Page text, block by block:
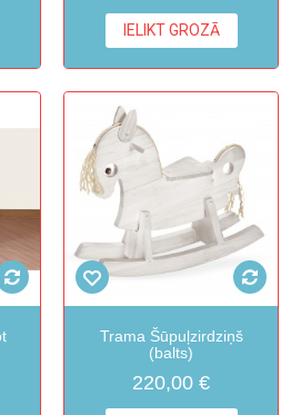
IELIKT GROZĀ
Trama Šūpuļzirdziņš
(balts)
220,00 €